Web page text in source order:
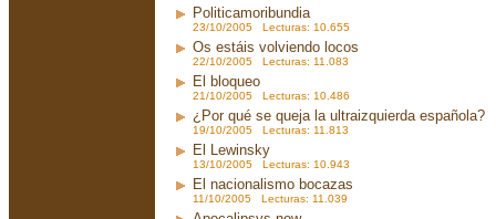
Politicamoribundia
23/10/2005 Lecturas: 10.655
Os estáis volviendo locos
22/10/2005 Lecturas: 11.083
El bloqueo
21/10/2005 Lecturas: 10.486
¿Por qué se queja la ultraizquierda española?
19/10/2005 Lecturas: 11.813
El Lewinsky
13/10/2005 Lecturas: 10.943
El nacionalismo bocazas
11/10/2005 Lecturas: 11.039